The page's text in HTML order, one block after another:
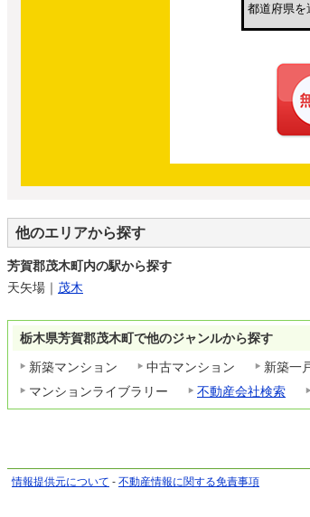
他のエリアから探す
芳賀郡茂木町内の駅から探す
天矢場 ｜ 茂木
栃木県芳賀郡茂木町で他のジャンルから探す
新築マンション
中古マンション 新築一
マンションライブラリー
不動産会社検索
情報提供元について - 不動産情報に関する免責事項